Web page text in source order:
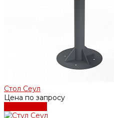
Стол Сеул
Цена по запросу